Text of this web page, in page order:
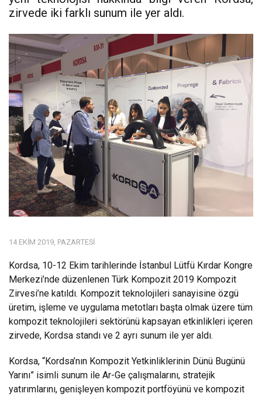
zirvede iki farklı sunum ile yer aldı.
14 EKIM 2019, PAZARTESI
Kordsa, 10-12 Ekim tarihlerinde İstanbul Lütfü Kırdar Kongre
Merkezi’nde düzenlenen Türk Kompozit 2019 Kompozit
Zirvesi’ne katıldı. Kompozit teknolojileri sanayisine özgü
üretim, işleme ve uygulama metotları başta olmak üzere tüm
kompozit teknolojileri sektörünü kapsayan etkinlikleri içeren
zirvede, Kordsa standı ve 2 ayrı sunum ile yer aldı.
Kordsa, “Kordsa’nın Kompozit Yetkinliklerinin Dünü Bugünü
Yarını” isimli sunum ile Ar-Ge çalışmalarını, stratejik
yatırımlarını, genişleyen kompozit portföyünü ve kompozit